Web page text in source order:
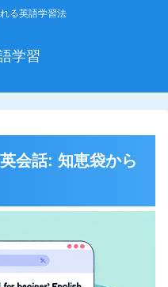
る英語学習法
学習
会話: 知恵袋から